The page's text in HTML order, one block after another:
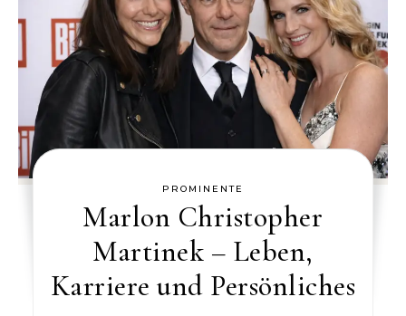
PROMINENTE
Marlon Christopher
Martinek – Leben,
Karriere und Persönliches